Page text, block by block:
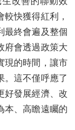
快獲得紅利，
最終會遍及整個
府會透過政策大
現的時間，讓市
。這不僅呼應了
好發展經濟、改
本、高瞻遠矚的